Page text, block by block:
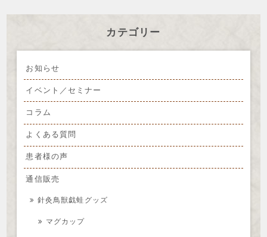
カテゴリー
お知らせ
イベント／セミナー
コラム
よくある質問
患者様の声
通信販売
針灸鳥獣戯蛙グッズ
マグカップ